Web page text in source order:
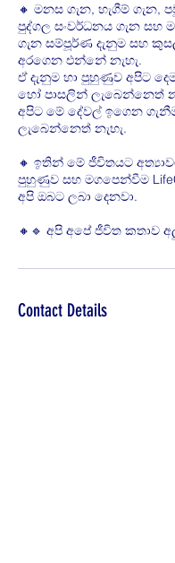
🔸 මනස ගැන, හැගීම් ගැන,
පුද්ගල සංවර්ධනය ගැන සහ
ගැන සම්පූර්ණ දැනුම සහ
අරගෙන එන්නේ නැහැ.
ඒ දැනුම හා පුහුණුව අපිට
හෝ පාසලින් ලැබෙන්නෙත්
අපිට මේ දේවල් ඉගෙන
ලැබෙන්නෙත් නැහැ.
🔸 ඉතින් මේ ජීවිතයට
පුහුණුව සහ මගපෙන්වීම
අපි ඔබට ලබා දෙනවා.
🔸🔹 අපි අපේ ජීවිත කතාව
Contact Details